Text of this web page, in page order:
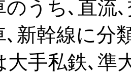
のうち､直流
､新幹線に分
大手私鉄､準